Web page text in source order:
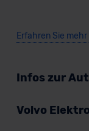
Erfahren Sie
Infos zur
Volvo